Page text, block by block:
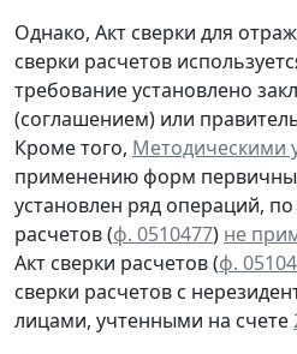
Однако, Акт сверки для
сверки расчетов
требование установлено
(соглашением) или
Кроме того, Методическими
применению форм
установлен ряд операций,
расчетов (ф. 0510477) не
Акт сверки расчетов (ф.
сверки расчетов с
лицами, учтенными на счете